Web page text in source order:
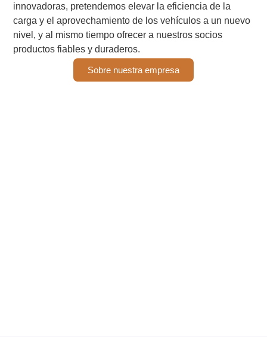
innovadoras, pretendemos elevar la eficiencia de la
carga y el aprovechamiento de los vehículos a un nuevo
nivel, y al mismo tiempo ofrecer a nuestros socios
productos fiables y duraderos.
Sobre nuestra empresa